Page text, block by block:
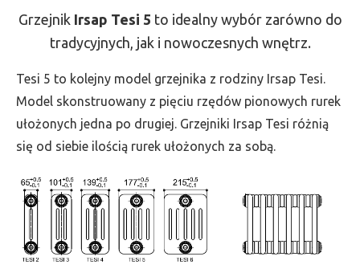
-
wys.
865,
szer.
720,
2137
Grzejnik Irsap Tesi 5 to idealny wybór zarówno do
tradycyjnych, jak i nowoczesnych wnętrz.
Tesi 5 to kolejny model grzejnika z rodziny Irsap Tesi.
Model skonstruowany z pięciu rzędów pionowych rurek
ułożonych jedna po drugiej. Grzejniki Irsap Tesi różnią
się od siebie ilością rurek ułożonych za sobą.